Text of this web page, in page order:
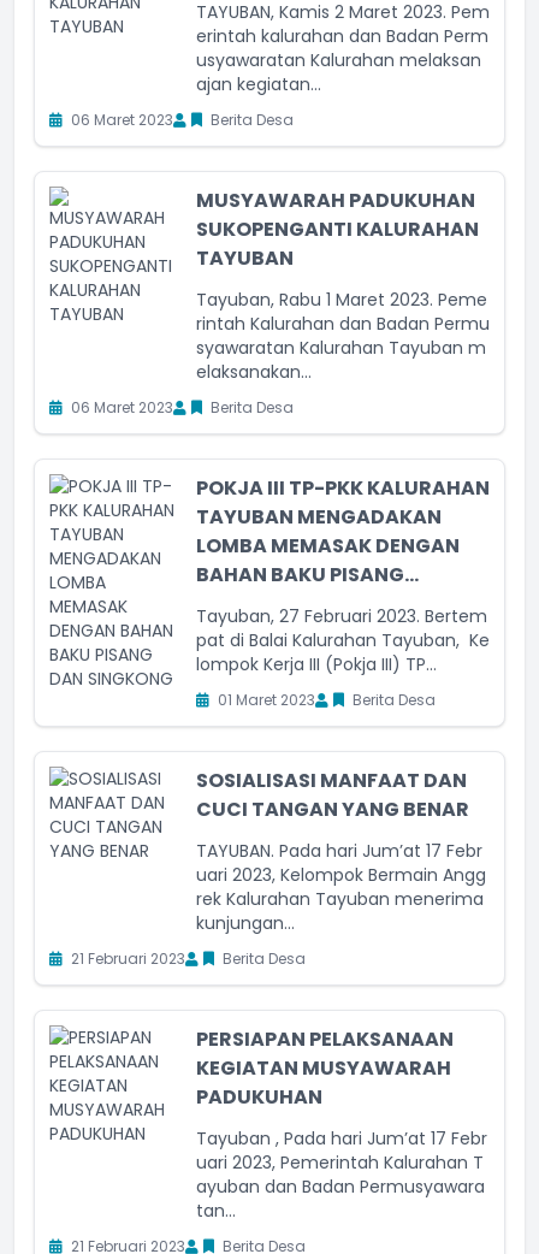
TAYUBAN, Kamis 2 Maret 2023. Pem
erintah kalurahan dan Badan Perm
usyawaratan Kalurahan melaksan
ajan kegiatan...
06 Maret 2023 Berita Desa
MUSYAWARAH PADUKUHAN
SUKOPENGANTI KALURAHAN
TAYUBAN
Tayuban, Rabu 1 Maret 2023. Peme
rintah Kalurahan dan Badan Permu
syawaratan Kalurahan Tayuban m
elaksanakan...
06 Maret 2023 Berita Desa
POKJA III TP-PKK KALURAHAN
TAYUBAN MENGADAKAN
LOMBA MEMASAK DENGAN
BAHAN BAKU PISANG...
Tayuban, 27 Februari 2023. Bertem
pat di Balai Kalurahan Tayuban, Ke
lompok Kerja III (Pokja III) TP...
01 Maret 2023 Berita Desa
SOSIALISASI MANFAAT DAN
CUCI TANGAN YANG BENAR
TAYUBAN. Pada hari Jum’at 17 Febr
uari 2023, Kelompok Bermain Angg
rek Kalurahan Tayuban menerima
kunjungan...
21 Februari 2023 Berita Desa
PERSIAPAN PELAKSANAAN
KEGIATAN MUSYAWARAH
PADUKUHAN
Tayuban , Pada hari Jum’at 17 Febr
uari 2023, Pemerintah Kalurahan T
ayuban dan Badan Permusyawara
tan...
21 Februari 2023 Berita Desa